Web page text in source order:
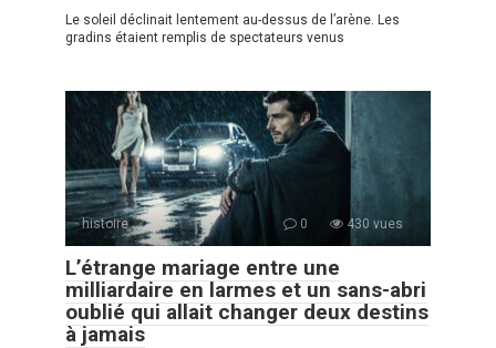
Le soleil déclinait lentement au-dessus de l’arène. Les
gradins étaient remplis de spectateurs venus
histoire 0 430 vues
L’étrange mariage entre une
milliardaire en larmes et un sans-abri
oublié qui allait changer deux destins
à jamais